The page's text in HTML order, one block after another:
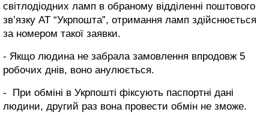
світлодіодних ламп в обраному відділенні поштового
зв’язку АТ “Укрпошта”, отримання ламп здійснюється
за номером такої заявки.
- Якщо людина не забрала замовлення впродовж 5
робочих днів, воно анулюється.
- При обміні в Укрпошті фіксують паспортні дані
людини, другий раз вона провести обмін не зможе.